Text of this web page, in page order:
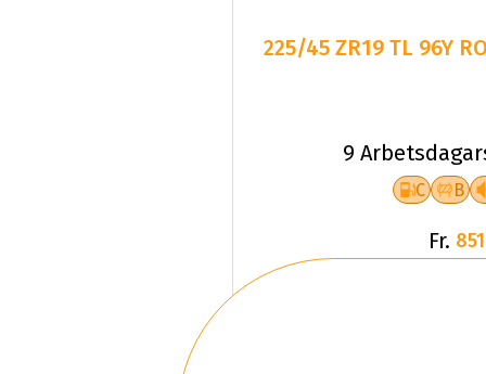
225/45 ZR19 TL 96Y
9
C B
Fr.